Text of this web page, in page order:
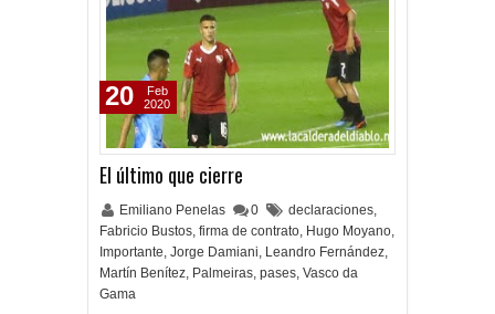
El último que cierre
Emiliano Penelas 0 declaraciones,
Fabricio Bustos, firma de contrato, Hugo Moyano,
Importante, Jorge Damiani, Leandro Fernández,
Martín Benítez, Palmeiras, pases, Vasco da
Gama
20
Feb
2020